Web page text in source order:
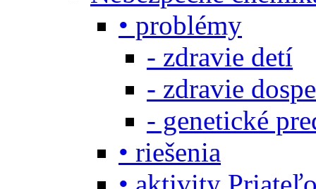
• problémy
- zdravie detí
- zdravie
- genetické
• riešenia